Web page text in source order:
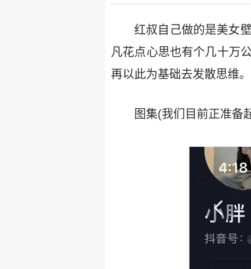
红叔自己做的是美女
凡花点心思也有个几十万
再以此为基础去发散思维。
图集(我们目前正准备